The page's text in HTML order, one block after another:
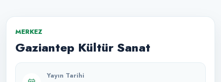
MERKEZ
Gaziantep Kültür Sanat
Yayın Tarihi